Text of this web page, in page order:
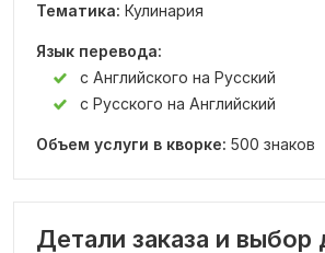
Тематика: Кулинария
Язык перевода:
с Английского на Русский
с Русского на Английский
Объем услуги в кворке: 500 знаков
Детали заказа и выбор